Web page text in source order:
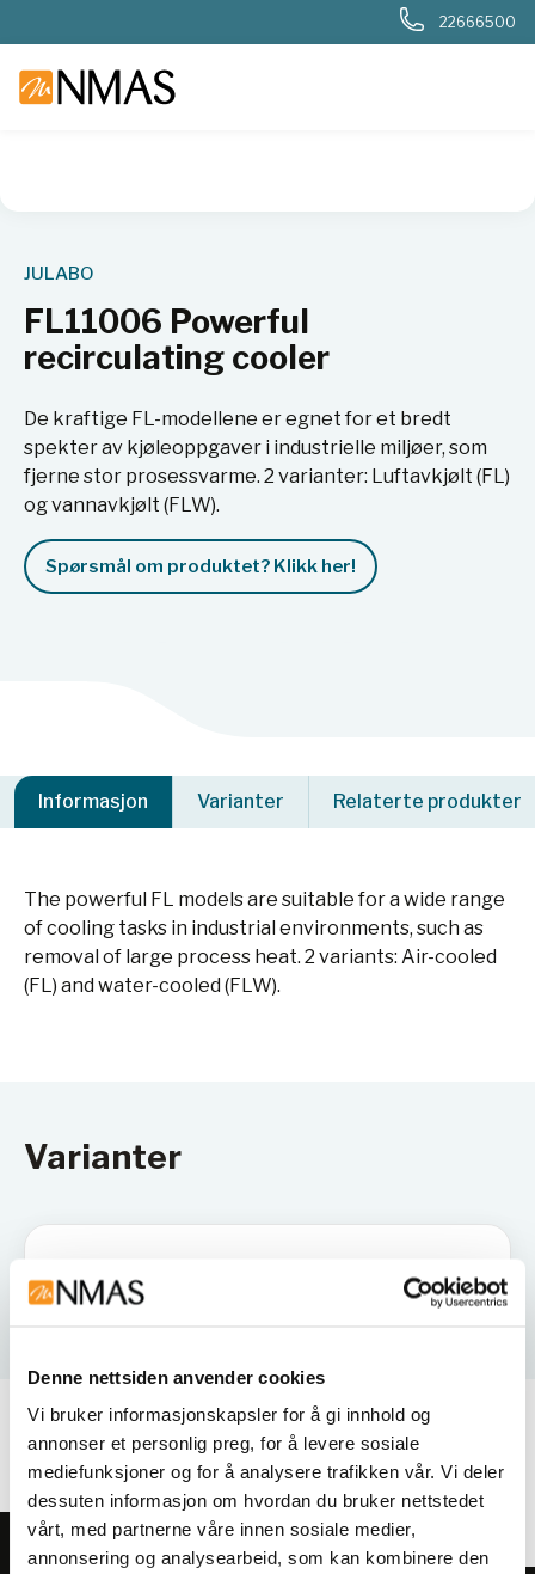
Denne nettsiden anvender cookies
Vi bruker informasjonskapsler for å gi innhold og
annonser et personlig preg, for å levere sosiale
mediefunksjoner og for å analysere trafikken vår. Vi deler
dessuten informasjon om hvordan du bruker nettstedet
vårt, med partnerne våre innen sosiale medier,
annonsering og analysearbeid, som kan kombinere den
22666500
JULABO
FL11006 Powerful
recirculating cooler
De kraftige FL-modellene er egnet for et bredt
spekter av kjøleoppgaver i industrielle miljøer, som
fjerne stor prosessvarme. 2 varianter: Luftavkjølt (FL)
og vannavkjølt (FLW).
Spørsmål om produktet? Klikk her!
Informasjon Varianter Relaterte produkter
The powerful FL models are suitable for a wide range
of cooling tasks in industrial environments, such as
removal of large process heat. 2 variants: Air-cooled
(FL) and water-cooled (FLW).
Varianter
Relaterte produkter